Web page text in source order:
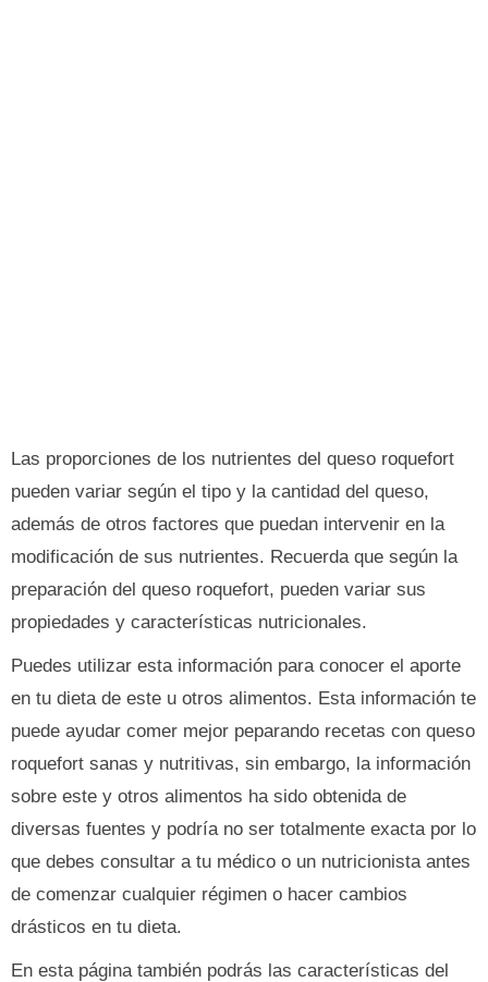
Las proporciones de los nutrientes del queso roquefort
pueden variar según el tipo y la cantidad del queso,
además de otros factores que puedan intervenir en la
modificación de sus nutrientes. Recuerda que según la
preparación del queso roquefort, pueden variar sus
propiedades y características nutricionales.
Puedes utilizar esta información para conocer el aporte
en tu dieta de este u otros alimentos. Esta información te
puede ayudar comer mejor peparando recetas con queso
roquefort sanas y nutritivas, sin embargo, la información
sobre este y otros alimentos ha sido obtenida de
diversas fuentes y podría no ser totalmente exacta por lo
que debes consultar a tu médico o un nutricionista antes
de comenzar cualquier régimen o hacer cambios
drásticos en tu dieta.
En esta página también podrás las características del